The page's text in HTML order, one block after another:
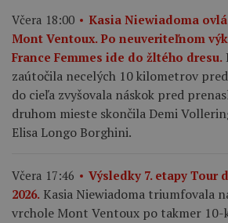
Včera 18:00
Kasia Niewiadoma
Mont Ventoux. Po neuveriteľnom
France Femmes ide do žltého dresu.
zaútočila necelých 10 kilometrov
do cieľa zvyšovala náskok pred
druhom mieste skončila Demi
Elisa Longo Borghini.
Včera 17:46
Výsledky 7. etapy Tour
2026. Kasia Niewiadoma triumfovala
vrchole Mont Ventoux po takmer